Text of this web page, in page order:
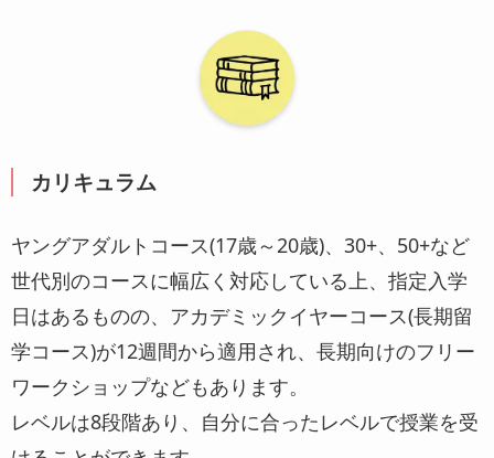
カリキュラム
ヤングアダルトコース(17歳～20歳)、30+、50+など
世代別のコースに幅広く対応している上、指定入学
日はあるものの、アカデミックイヤーコース(長期留
学コース)が12週間から適用され、長期向けのフリー
ワークショップなどもあります。
レベルは8段階あり、自分に合ったレベルで授業を受